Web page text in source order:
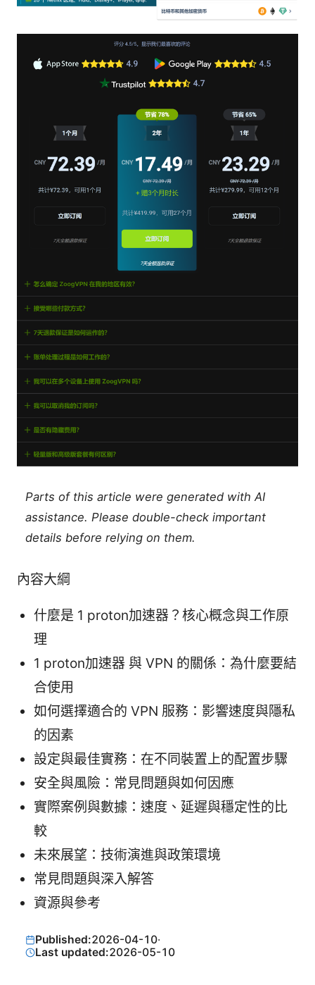
Parts of this article were generated with AI
assistance. Please double-check important
details before relying on them.
內容大綱
什麼是 1 proton加速器？核心概念與工作原
理
1 proton加速器 與 VPN 的關係：為什麼要結
合使用
如何選擇適合的 VPN 服務：影響速度與隱私
的因素
設定與最佳實務：在不同裝置上的配置步驟
安全與風險：常見問題與如何因應
實際案例與數據：速度、延遲與穩定性的比
較
未來展望：技術演進與政策環境
常見問題與深入解答
資源與參考
Published:2026-04-10·
Last updated:2026-05-10